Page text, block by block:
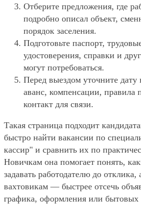
Отберите предложения, где
подробно описал объект,
порядок заселения.
Подготовьте паспорт,
удостоверения, справки и
могут потребоваться.
Перед выездом уточните дату
аванс, компенсации, правила
контакт для связи.
Такая страница подходит
быстро найти вакансии по
кассир" и сравнить их по
Новичкам она помогает понять,
задавать работодателю до
вахтовикам — быстрее отсечь
графика, оформления или бытовых